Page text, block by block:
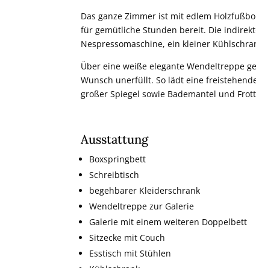
Das ganze Zimmer ist mit edlem
für gemütliche Stunden bereit. Die
Nespressomaschine, ein kleiner
Über eine weiße elegante Wendeltreppe
Wunsch unerfüllt. So lädt eine
großer Spiegel sowie Bademantel und
Ausstattung
Boxspringbett
Schreibtisch
begehbarer Kleiderschrank
Wendeltreppe zur Galerie
Galerie mit einem weiteren Doppelbett
Sitzecke mit Couch
Esstisch mit Stühlen